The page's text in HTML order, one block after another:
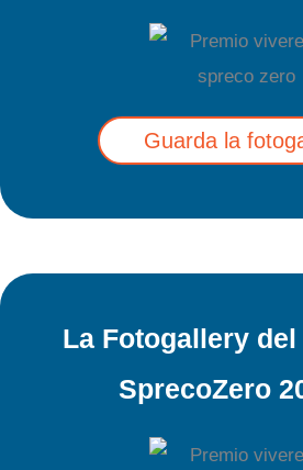
Guarda la
La Fotogallery
SprecoZero